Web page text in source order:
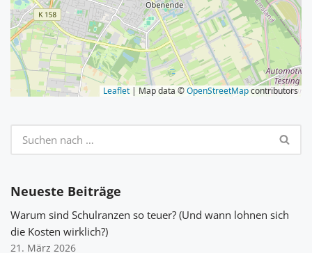
Leaflet | Map data ©OpenStreetMapcontributors
Neueste Beiträge
Warum sind Schulranzen so teuer? (Und wann lohnen sich
die Kosten wirklich?)
21. März 2026